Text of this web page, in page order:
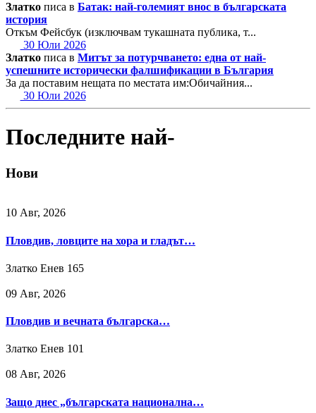
Златко писа в Батак: най-големият внос в българската
история
Откъм Фейсбук (изключвам тукашната публика, т...
30 Юли 2026
Златко писа в Митът за потурчването: една от най-
успешните исторически фалшификации в България
За да поставим нещата по местата им:Обичайния...
30 Юли 2026
Последните най-
Нови
10 Авг, 2026
Пловдив, ловците на хора и гладът…
Златко Енев 165
09 Авг, 2026
Пловдив и вечната българска…
Златко Енев 101
08 Авг, 2026
Защо днес „българската национална…